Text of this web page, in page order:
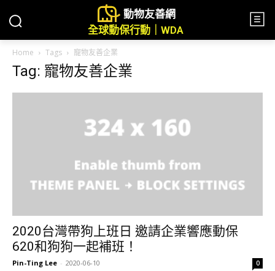
動物友善網
全球動保行動｜WDA
Home Tags 寵物友善企業
Tag: 寵物友善企業
2020台灣帶狗上班日 邀請企業響應動保
620和狗狗一起補班！
Pin-Ting Lee - 2020-06-10 0